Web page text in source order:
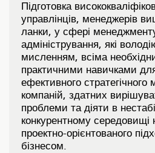
Підготовка
управлінців, менеджерів
ланки, у сфері
адміністрування, які
мисленням, всіма
практичними навичками для
ефективного
компаній, здатних
проблеми та діяти в
конкурентному середовищі
проектно-орієнтованого
бізнесом.